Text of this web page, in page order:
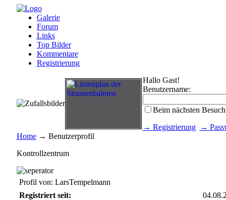
Galerie
Forum
Links
Top Bilder
Kommentare
Registrierung
Hallo Gast!
Benutzername:
Beim nächsten
→ Registrierung
→
Home→ Benutzerprofil
Kontrollzentrum
Profil von: LarsTempelmann
Registriert seit: